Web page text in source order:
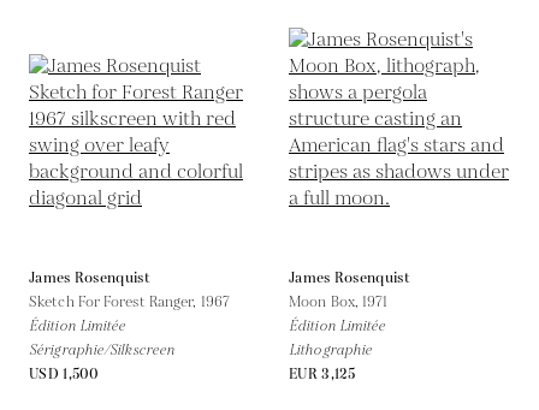
James Rosenquist
Sketch For Forest Ranger, 1967
Édition Limitée
Sérigraphie/Silkscreen
USD 1,500
James Rosenquist
Moon Box, 1971
Édition Limitée
Lithographie
EUR 3,125